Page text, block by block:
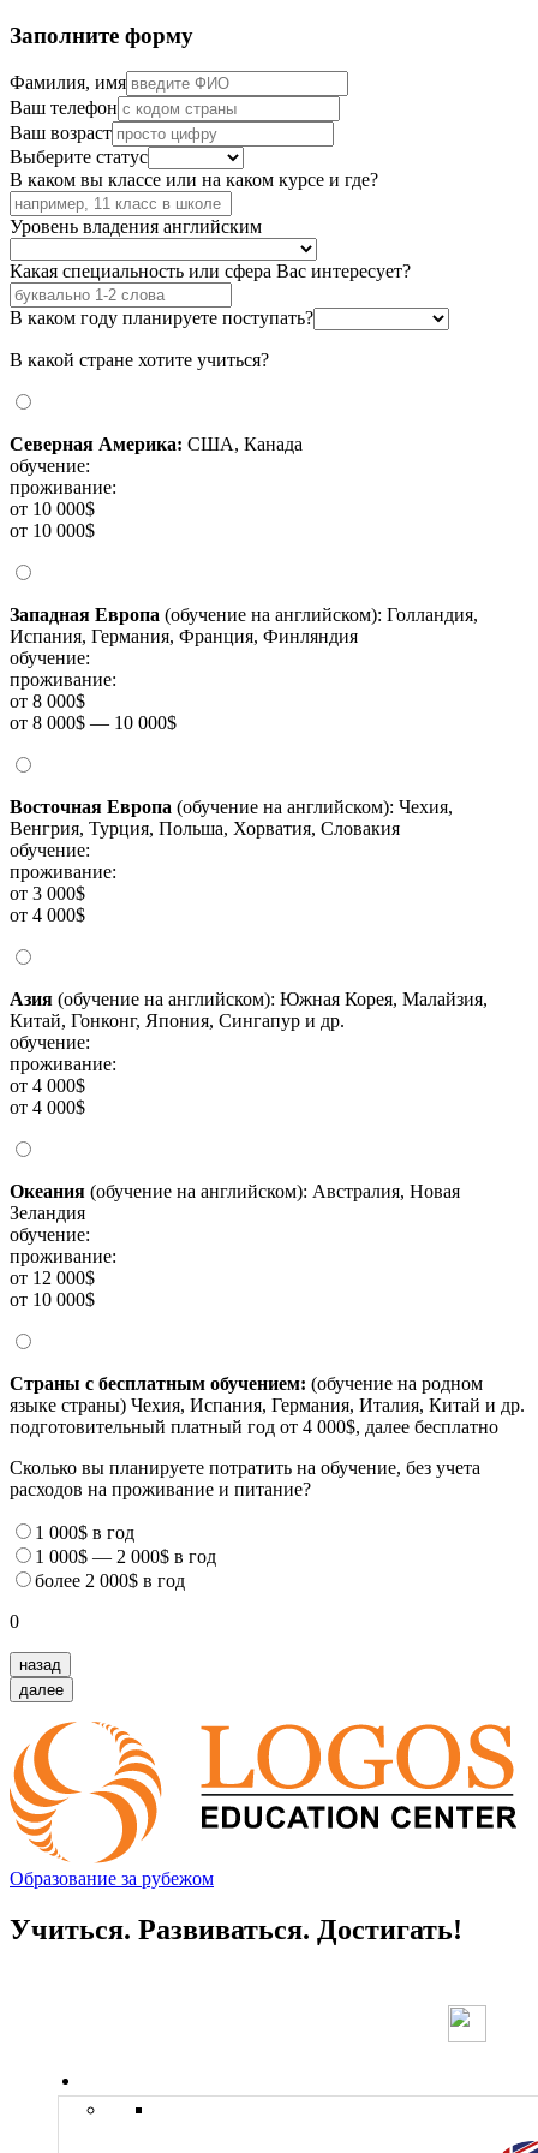
Заполните форму
Фамилия, имя
Ваш телефон
Ваш возраст
Выберите статус
В каком вы классе или на каком курсе и где?
Уровень владения английским
Какая специальность или сфера Вас интересует?
В каком году планируете поступать?
В какой стране хотите учиться?
Северная Америка: США, Канада
обучение:
проживание:
от 10 000$
от 10 000$
Западная Европа (обучение на английском): Голландия,
Испания, Германия, Франция, Финляндия
обучение:
проживание:
от 8 000$
от 8 000$ — 10 000$
Восточная Европа (обучение на английском): Чехия,
Венгрия, Турция, Польша, Хорватия, Словакия
обучение:
проживание:
от 3 000$
от 4 000$
Азия (обучение на английском): Южная Корея, Малайзия,
Китай, Гонконг, Япония, Сингапур и др.
обучение:
проживание:
от 4 000$
от 4 000$
Океания (обучение на английском): Австралия, Новая
Зеландия
обучение:
проживание:
от 12 000$
от 10 000$
Страны с бесплатным обучением: (обучение на родном
языке страны) Чехия, Испания, Германия, Италия, Китай и др.
подготовительный платный год от 4 000$, далее бесплатно
Сколько вы планируете потратить на обучение, без учета
расходов на проживание и питание?
1 000$ в год
1 000$ — 2 000$ в год
более 2 000$ в год
0
назад
далее
Образование за рубежом
Учиться. Развиваться. Достигать!